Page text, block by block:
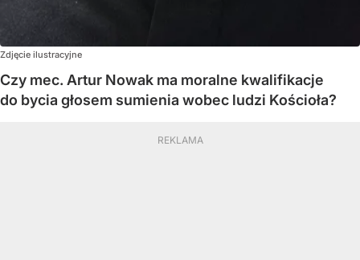
Zdjęcie ilustracyjne
Czy mec. Artur Nowak ma moralne kwalifikacje
do bycia głosem sumienia wobec ludzi Kościoła?